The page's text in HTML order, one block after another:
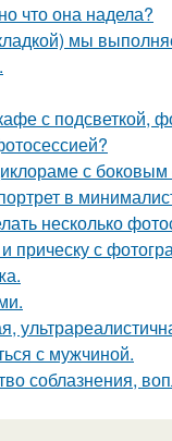
что она надела?
мы
с подсветкой,
с
в
несколько
прическу с
с мужчиной.
соблазнения,